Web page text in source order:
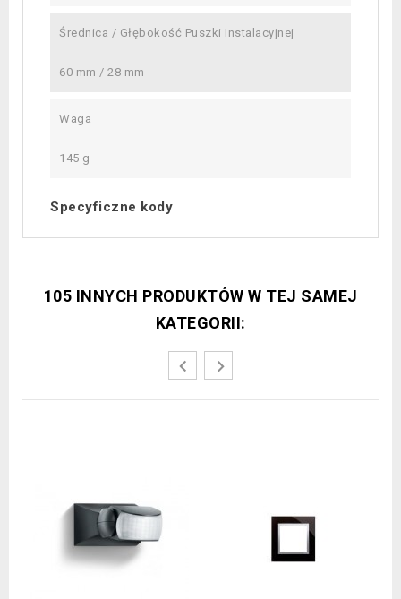
Średnica / Głębokość Puszki Instalacyjnej
60 mm / 28 mm
Waga
145 g
Specyficzne kody
105 INNYCH PRODUKTÓW W TEJ SAMEJ
KATEGORII: